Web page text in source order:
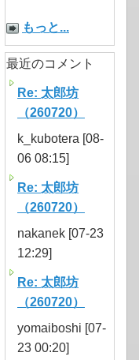
もっと...
最近のコメント
Re: 太郎坊
（260720）
k_kubotera [08-
06 08:15]
Re: 太郎坊
（260720）
nakanek [07-23
12:29]
Re: 太郎坊
（260720）
yomaiboshi [07-
23 00:20]